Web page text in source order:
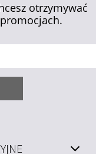
otrzymywać